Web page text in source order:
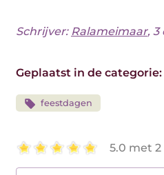
Schrijver: Ralameimaar, 3
Geplaatst in de categorie:
feestdagen
5.0 met